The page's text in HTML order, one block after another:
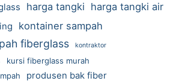
harga tangki harga tangki air
kontainer sampah
fiberglass kontraktor
kursi fiberglass murah
produsen bak fiber